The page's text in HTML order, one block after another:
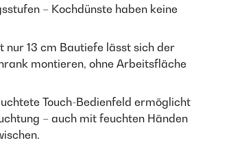
– Kochdünste haben keine
nur 13 cm Bautiefe lässt sich der
montieren, ohne Arbeitsfläche
Touch-Bedienfeld ermöglicht
– auch mit feuchten Händen